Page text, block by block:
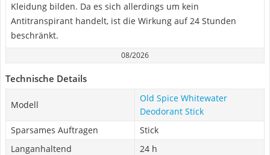
Kleidung bilden. Da es sich allerdings um kein
Antitranspirant handelt, ist die Wirkung auf 24 Stunden
beschränkt.
08/2026
Technische Details
Modell
Old Spice Whitewater
Deodorant Stick
Sparsames Auftragen
Stick
Langanhaltend
24 h